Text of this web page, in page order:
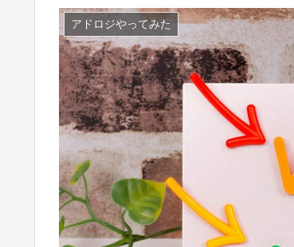
アドロジやってみた